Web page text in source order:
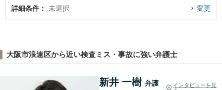
詳細条件 未選択 変更
大阪市浪速区から近い検査ミス・事故に強い弁護士
新井 一樹 弁護
インタビューを見